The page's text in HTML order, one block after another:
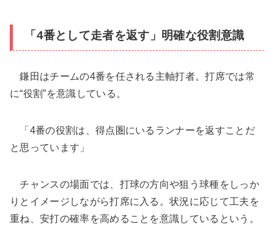
「4番として走者を返す」明確な役割意識
鎌田はチームの4番を任される主軸打者。打席では常
に“役割”を意識している。
「4番の役割は、得点圏にいるランナーを返すことだ
と思っています」
チャンスの場面では、打球の方向や狙う球種をしっか
りとイメージしながら打席に入る。状況に応じて工夫を
重ね、安打の確率を高めることを意識しているという。